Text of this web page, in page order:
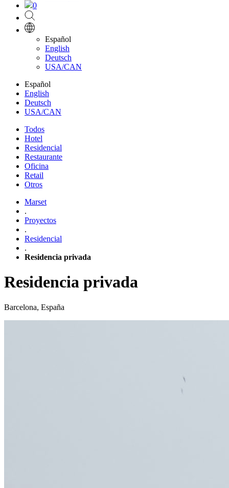
0
Español
English
Deutsch
USA/CAN
Español
English
Deutsch
USA/CAN
Todos
Hotel
Residencial
Restaurante
Oficina
Retail
Otros
Marset
.
Proyectos
.
Residencial
.
Residencia privada
Residencia privada
Barcelona, España